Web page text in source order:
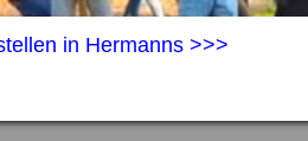
in Hermanns >>>